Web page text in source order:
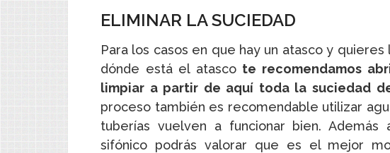
ELIMINAR LA SUCIEDAD
Para los casos en que hay un atasco y
dónde está el atasco te recomendamos
limpiar a partir de aquí toda la suciedad
proceso también es recomendable utilizar
tuberías vuelven a funcionar bien.
sifónico podrás valorar que es el mejor